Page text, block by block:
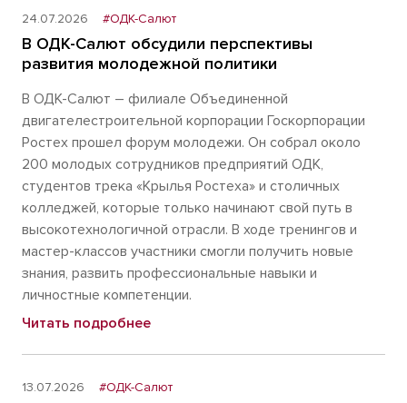
24.07.2026 #ОДК-Салют
В ОДК-Салют обсудили перспективы
развития молодежной политики
В ОДК-Салют – филиале Объединенной
двигателестроительной корпорации Госкорпорации
Ростех прошел форум молодежи. Он собрал около
200 молодых сотрудников предприятий ОДК,
студентов трека «Крылья Ростеха» и столичных
колледжей, которые только начинают свой путь в
высокотехнологичной отрасли. В ходе тренингов и
мастер-классов участники смогли получить новые
знания, развить профессиональные навыки и
личностные компетенции.
Читать подробнее
13.07.2026 #ОДК-Салют